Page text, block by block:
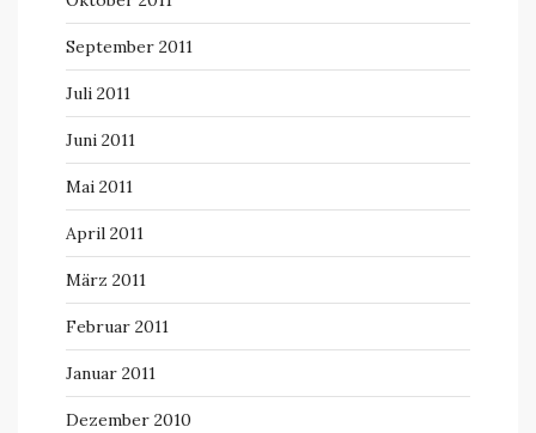
September 2011
Juli 2011
Juni 2011
Mai 2011
April 2011
März 2011
Februar 2011
Januar 2011
Dezember 2010